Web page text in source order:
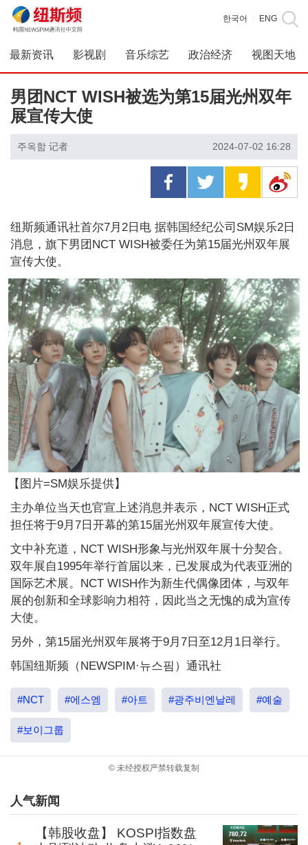
한국어 ENG
最新资讯 影视剧 音乐综艺 政治经济 视图天地
男团NCT WISH被选为第15届光州双年
展宣传大使
주옥함 记者 2024-07-02 16:28
纽斯频通讯社首尔7月2日电 据韩国经纪公司SM娱乐2日
消息，旗下男团NCT WISH被委任为第15届光州双年展
宣传大使。
【图片=SM娱乐提供】
主办单位当天也官宣上述消息并表示，NCT WISH正式
担任将于9月7日开幕的第15届光州双年展宣传大使。
文中补充道，NCT WISH形象与光州双年展十分契合。
双年展自1995年举行首届以来，已发展成为代表亚洲的
国际艺术展。NCT WISH作为新生代偶像团体，与双年
展的创新和全球影响力相符，因此当之无愧的成为宣传
大使。
另外，第15届光州双年展将于9月7日至12月1日举行。
韩国纽斯频（NEWSPIM·뉴스핌）通讯社
#NCT #에스엠 #아트 #광주비엔날레 #예술
#보이그룹
© 未经授权严禁转载复制
人气新闻
【韩股收盘】 KOSPI指数盘